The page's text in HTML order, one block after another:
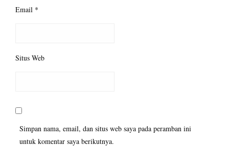
Email *
Situs Web
Simpan nama, email, dan situs web saya pada peramban ini
untuk komentar saya berikutnya.